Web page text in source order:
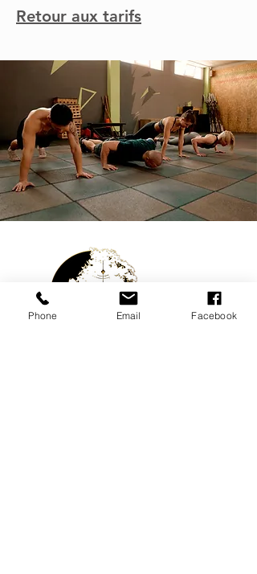
Retour aux tarifs
Phone Email Facebook